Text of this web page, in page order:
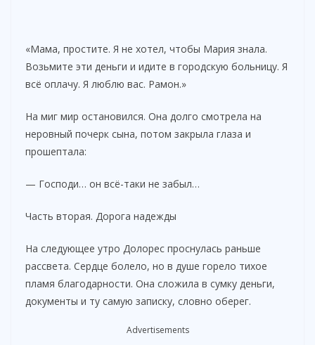
«Мама, простите. Я не хотел, чтобы Мария знала.
Возьмите эти деньги и идите в городскую больницу. Я
всё оплачу. Я люблю вас. Рамон.»
На миг мир остановился. Она долго смотрела на
неровный почерк сына, потом закрыла глаза и
прошептала:
— Господи… он всё-таки не забыл…
Часть вторая. Дорога надежды
На следующее утро Долорес проснулась раньше
рассвета. Сердце болело, но в душе горело тихое
пламя благодарности. Она сложила в сумку деньги,
документы и ту самую записку, словно оберег.
Advertisements